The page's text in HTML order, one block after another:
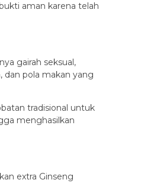
aman karena telah
gairah seksual,
dan pola makan yang
tradisional untuk
menghasilkan
extra Ginseng